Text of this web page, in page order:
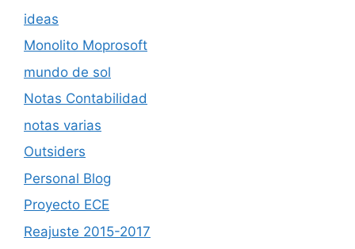
ideas
Monolito Moprosoft
mundo de sol
Notas Contabilidad
notas varias
Outsiders
Personal Blog
Proyecto ECE
Reajuste 2015-2017